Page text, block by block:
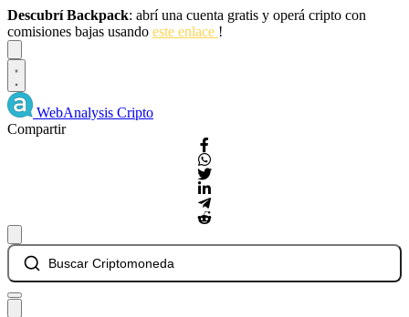
Descubrí Backpack: abrí una cuenta gratis y operá cripto con
comisiones bajas usando este enlace !
WebAnalysis Cripto
Compartir
Buscar Criptomoneda